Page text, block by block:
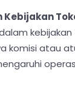
Kebijakan
kebijakan
komisi atau